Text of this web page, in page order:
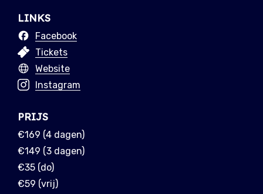
LINKS
Facebook
Tickets
Website
Instagram
PRIJS
€169 (4 dagen)
€149 (3 dagen)
€35 (do)
€59 (vrij)